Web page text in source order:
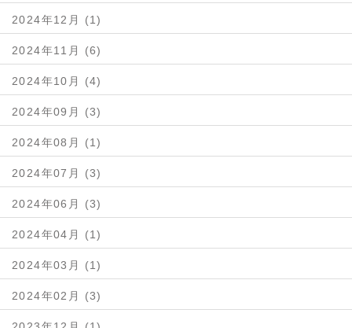
2024年12月 (1)
2024年11月 (6)
2024年10月 (4)
2024年09月 (3)
2024年08月 (1)
2024年07月 (3)
2024年06月 (3)
2024年04月 (1)
2024年03月 (1)
2024年02月 (3)